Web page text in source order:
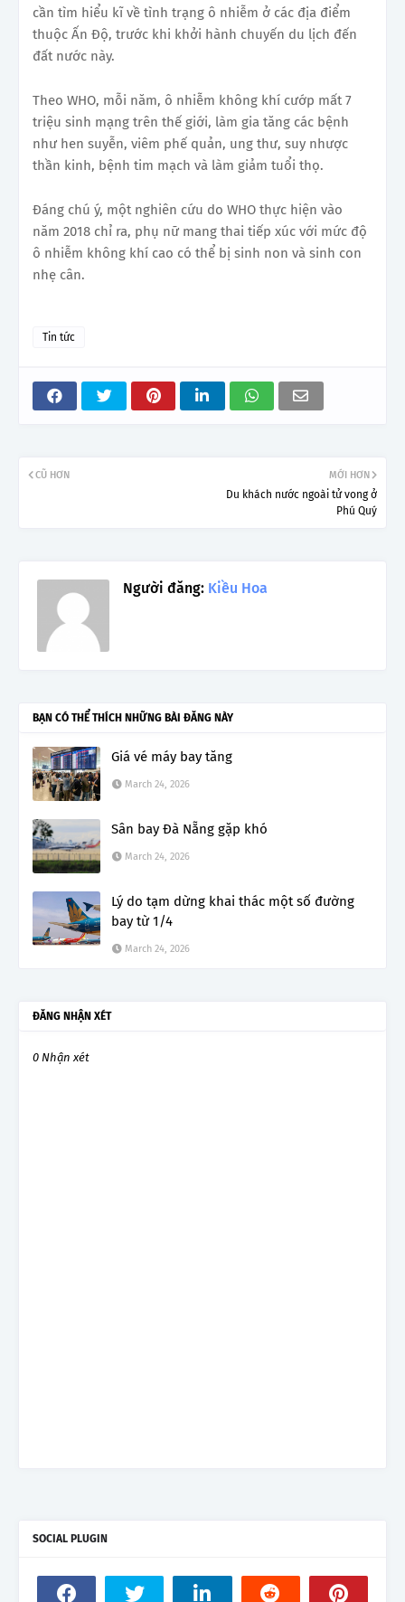
cần tìm hiểu kĩ về tình trạng ô nhiễm ở các địa điểm
thuộc Ấn Độ, trước khi khởi hành chuyến du lịch đến
đất nước này.
Theo WHO, mỗi năm, ô nhiễm không khí cướp mất 7
triệu sinh mạng trên thế giới, làm gia tăng các bệnh
như hen suyễn, viêm phế quản, ung thư, suy nhược
thần kinh, bệnh tim mạch và làm giảm tuổi thọ.
Đáng chú ý, một nghiên cứu do WHO thực hiện vào
năm 2018 chỉ ra, phụ nữ mang thai tiếp xúc với mức độ
ô nhiễm không khí cao có thể bị sinh non và sinh con
nhẹ cân.
Tin tức
MỚI HƠN
Du khách nước ngoài tử vong ở
Phú Quý
CŨ HƠN
Người đăng: Kiều Hoa
BẠN CÓ THỂ THÍCH NHỮNG BÀI ĐĂNG NÀY
Giá vé máy bay tăng
March 24, 2026
Sân bay Đà Nẵng gặp khó
March 24, 2026
Lý do tạm dừng khai thác một số đường
bay từ 1/4
March 24, 2026
ĐĂNG NHẬN XÉT
0 Nhận xét
SOCIAL PLUGIN